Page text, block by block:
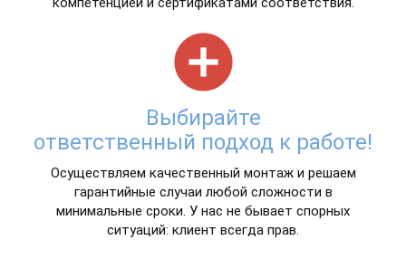
add_circle
Выбирайте
ответственный подход к работе!
Осуществляем качественный монтаж и решаем
гарантийные случаи любой сложности в
минимальные сроки. У нас не бывает спорных
ситуаций: клиент всегда прав.